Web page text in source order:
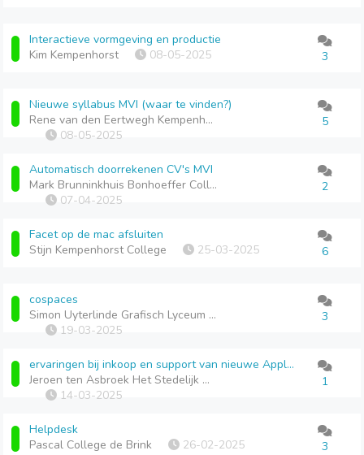
Interactieve vormgeving en productie
Kim Kempenhorst
08-05-2025 3
Nieuwe syllabus MVI (waar te vinden?)
Rene van den Eertwegh Kempenhorst College
08-05-2025
5
Automatisch doorrekenen CV's MVI
Mark Brunninkhuis Bonhoeffer College
07-04-2025
2
Facet op de mac afsluiten
Stijn Kempenhorst College
25-03-2025 6
cospaces
Simon Uyterlinde Grafisch Lyceum Rotterdam
19-03-2025
3
ervaringen bij inkoop en support van nieuwe Apple hardware
Jeroen ten Asbroek Het Stedelijk Alpha, Enschede
14-03-2025
1
Helpdesk
Pascal College de Brink
26-02-2025 3